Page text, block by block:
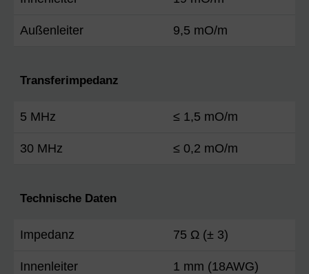
Außenleiter 9,5 mO/m
Transferimpedanz
5 MHz ≤ 1,5 mO/m
30 MHz ≤ 0,2 mO/m
Technische Daten
Impedanz 75 Ω (± 3)
Innenleiter
1 mm (18AWG)